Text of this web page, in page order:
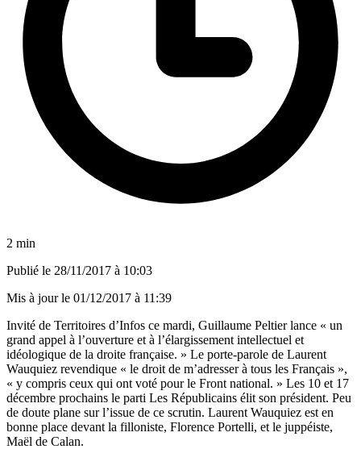
2 min
Publié le 28/11/2017 à 10:03
Mis à jour le 01/12/2017 à 11:39
Invité de Territoires d’Infos ce mardi, Guillaume Peltier lance « un
grand appel à l’ouverture et à l’élargissement intellectuel et
idéologique de la droite française. » Le porte-parole de Laurent
Wauquiez revendique « le droit de m’adresser à tous les Français »,
« y compris ceux qui ont voté pour le Front national. » Les 10 et 17
décembre prochains le parti Les Républicains élit son président. Peu
de doute plane sur l’issue de ce scrutin. Laurent Wauquiez est en
bonne place devant la filloniste, Florence Portelli, et le juppéiste,
Maël de Calan.